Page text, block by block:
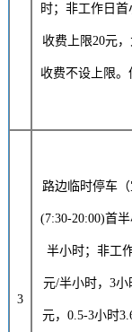
时；非工作日首
收费上限20元
收费不设上限
3
路边临时停车
(7:30-20:00)首
半小时；非工
元/半小时，3小
元，0.5-3小时